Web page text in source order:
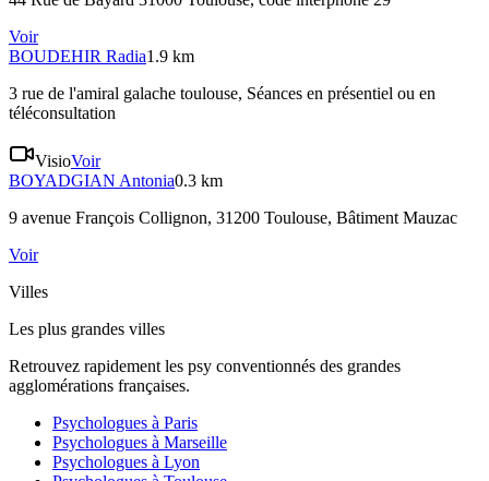
Voir
BOUDEHIR Radia1.9 km
3 rue de l'amiral galache toulouse, Séances en présentiel ou en
téléconsultation
VisioVoir
BOYADGIAN Antonia0.3 km
9 avenue François Collignon, 31200 Toulouse, Bâtiment Mauzac
Voir
Villes
Les plus grandes villes
Retrouvez rapidement les psy conventionnés des grandes
agglomérations françaises.
Psychologues à Paris
Psychologues à Marseille
Psychologues à Lyon